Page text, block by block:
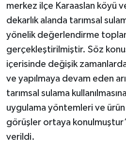
merkez ilçe Karaaslan köyü
dekarlık alanda tarımsal
yönelik değerlendirme
gerçekleştirilmiştir. Söz
içerisinde değişik zamanlarda
ve yapılmaya devam eden
tarımsal sulama
uygulama yöntemleri ve
görüşler ortaya
verildi.